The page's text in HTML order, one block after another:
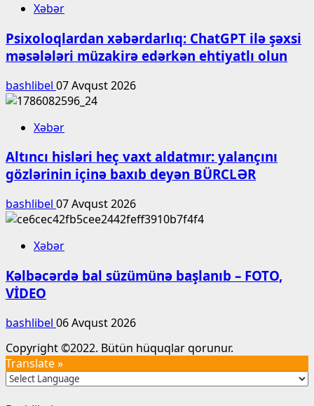
Xəbər
Psixoloqlardan xəbərdarlıq: ChatGPT ilə şəxsi
məsələləri müzakirə edərkən ehtiyatlı olun
bashlibel 07 Avqust 2026
Xəbər
Altıncı hisləri heç vaxt aldatmır: yalançını
gözlərinin içinə baxıb deyən BÜRCLƏR
bashlibel 07 Avqust 2026
Xəbər
Kəlbəcərdə bal süzümünə başlanıb – FOTO,
VİDEO
bashlibel 06 Avqust 2026
Copyright ©2022. Bütün hüquqlar qorunur.
Translate »